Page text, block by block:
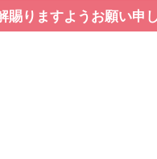
りますようお願い申し